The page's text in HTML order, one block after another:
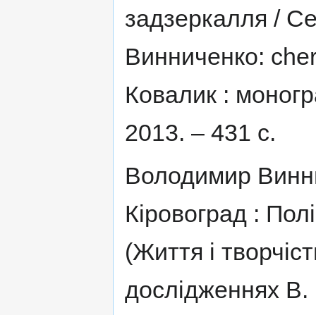
задзеркалля /
Винниченко:
Ковалик :
2013. – 431 с.
Володимир
Кіровоград :
(Життя і
дослідженнях